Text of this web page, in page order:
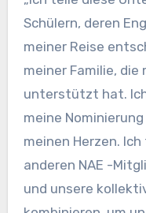
Schülern, deren
meiner Reise
meiner Familie, die
unterstützt hat.
meine
meinen Herzen.
anderen NAE -
und unsere